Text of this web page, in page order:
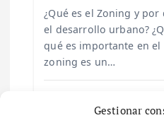
Gestionar
¿Qué es el Zoning y
el desarrollo urbano?
qué es importante en
zoning es un…